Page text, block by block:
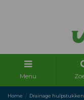
Menu
Home Drainage hulpstukken